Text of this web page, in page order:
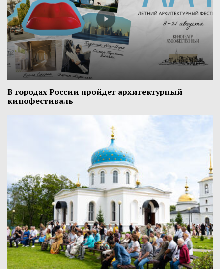
В городах России пройдет архитектурный
кинофестиваль